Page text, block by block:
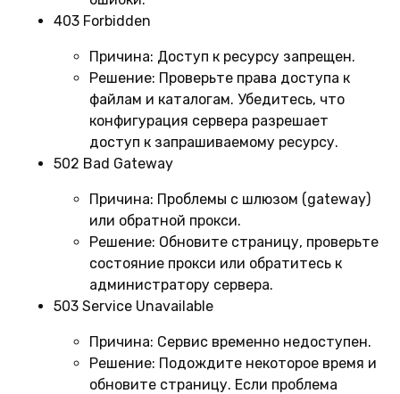
403 Forbidden
Причина: Доступ к ресурсу запрещен.
Решение: Проверьте права доступа к
файлам и каталогам. Убедитесь, что
конфигурация сервера разрешает
доступ к запрашиваемому ресурсу.
502 Bad Gateway
Причина: Проблемы с шлюзом (gateway)
или обратной прокси.
Решение: Обновите страницу, проверьте
состояние прокси или обратитесь к
администратору сервера.
503 Service Unavailable
Причина: Сервис временно недоступен.
Решение: Подождите некоторое время и
обновите страницу. Если проблема